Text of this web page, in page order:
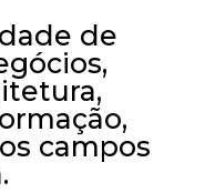
de
campos